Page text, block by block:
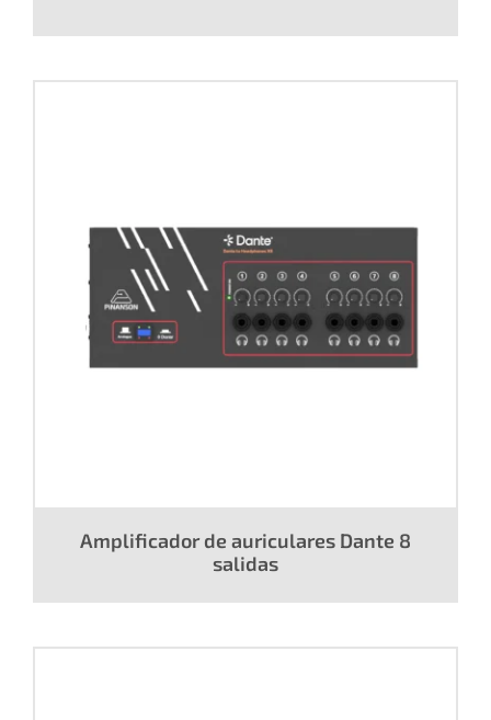
Amplificador de auriculares Dante 8
salidas